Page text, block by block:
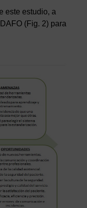
este estudio, a
(Fig. 2) para